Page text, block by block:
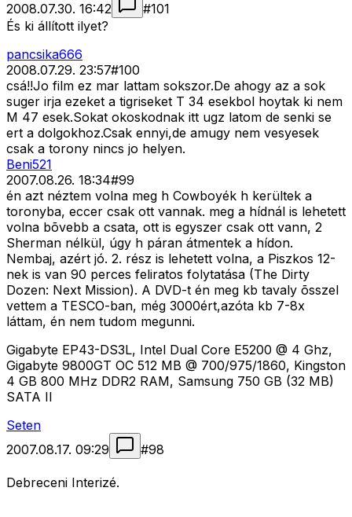
2008.07.30. 16:42 #101
És ki állított ilyet?
pancsika666
2008.07.29. 23:57#100
csá!!Jo film ez mar lattam sokszor.De ahogy az a sok
suger irja ezeket a tigriseket T 34 esekbol hoytak ki nem
M 47 esek.Sokat okoskodnak itt ugz latom de senki se
ert a dolgokhoz.Csak ennyi,de amugy nem vesyesek
csak a torony nincs jo helyen.
Beni521
2007.08.26. 18:34#99
én azt néztem volna meg h Cowboyék h kerültek a
toronyba, eccer csak ott vannak. meg a hídnál is lehetett
volna bõvebb a csata, ott is egyszer csak ott vann, 2
Sherman nélkül, úgy h páran átmentek a hídon.
Nembaj, azért jó. 2. rész is lehetett volna, a Piszkos 12-
nek is van 90 perces feliratos folytatása (The Dirty
Dozen: Next Mission). A DVD-t én meg kb tavaly õsszel
vettem a TESCO-ban, még 3000ért,azóta kb 7-8x
láttam, én nem tudom megunni.
Gigabyte EP43-DS3L, Intel Dual Core E5200 @ 4 Ghz,
Gigabyte 9800GT OC 512 MB @ 700/975/1860, Kingston
4 GB 800 MHz DDR2 RAM, Samsung 750 GB (32 MB)
SATA II
Seten
2007.08.17. 09:29
#98
Debreceni Interizé.